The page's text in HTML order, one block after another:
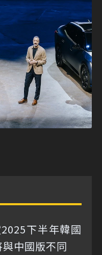
下半年韓國
中國版不同